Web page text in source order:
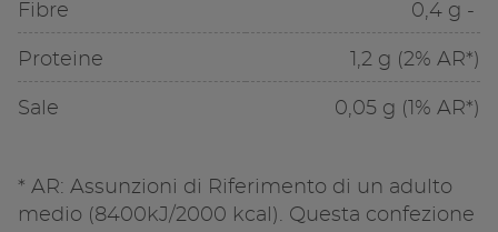
Fibre 0,4 g -
Proteine 1,2 g (2% AR*)
Sale 0,05 g (1% AR*)
* AR: Assunzioni di Riferimento di un adulto
medio (8400kJ/2000 kcal). Questa confezione